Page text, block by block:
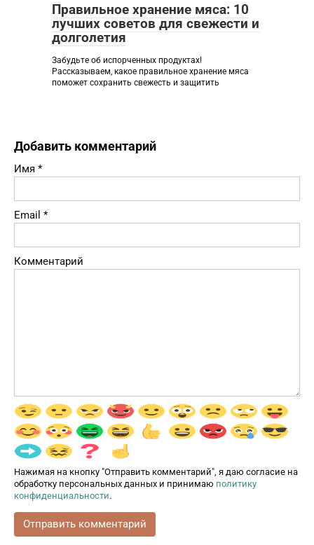
Правильное хранение мяса: 10
лучших советов для свежести и
долголетия
Забудьте об испорченных продуктах!
Рассказываем, какое правильное хранение мяса
поможет сохранить свежесть и защитить
Добавить комментарий
Имя *
Email *
Комментарий
Нажимая на кнопку "Отправить комментарий", я даю согласие на
обработку персональных данных и принимаю политику
конфиденциальности.